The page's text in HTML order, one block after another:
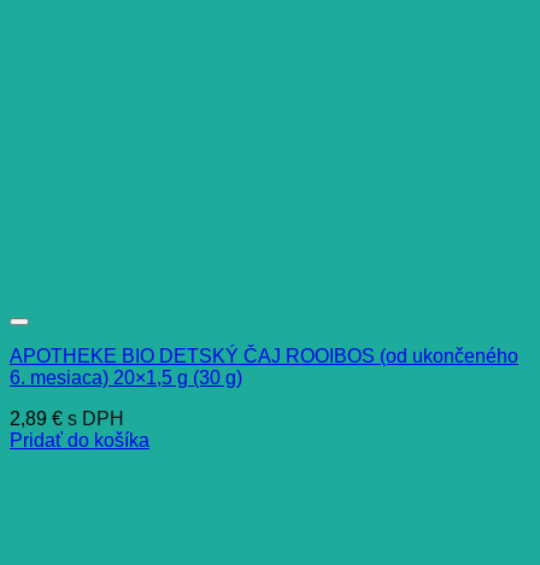
APOTHEKE BIO DETSKÝ ČAJ ROOIBOS (od ukončeného
6. mesiaca) 20×1,5 g (30 g)
2,89 € s DPH
Pridať do košíka